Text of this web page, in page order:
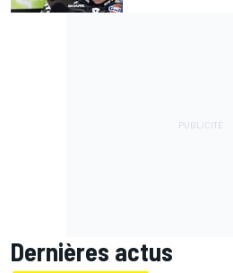
Dernières actus